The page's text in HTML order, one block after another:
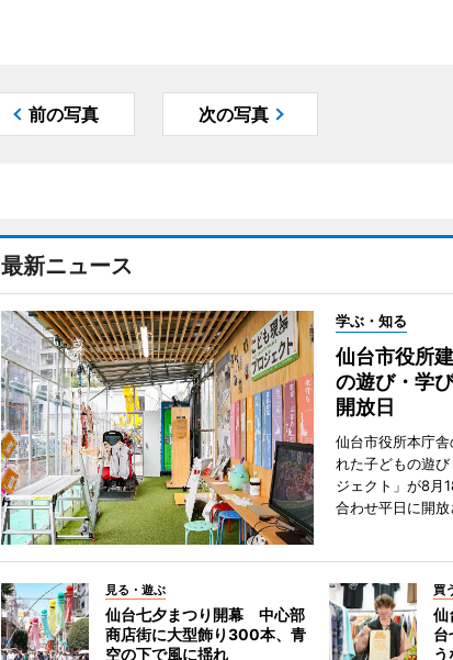
前の写真 次の写真
最新ニュース
学ぶ・知る
仙台市役所
の遊び・学
開放日
仙台市役所本庁
れた子どもの遊
ジェクト」が8月
合わせ平日に開放
見る・遊ぶ
仙台七夕まつり開幕 中心部
商店街に大型飾り300本、青
空の下で風に揺れ
買
仙